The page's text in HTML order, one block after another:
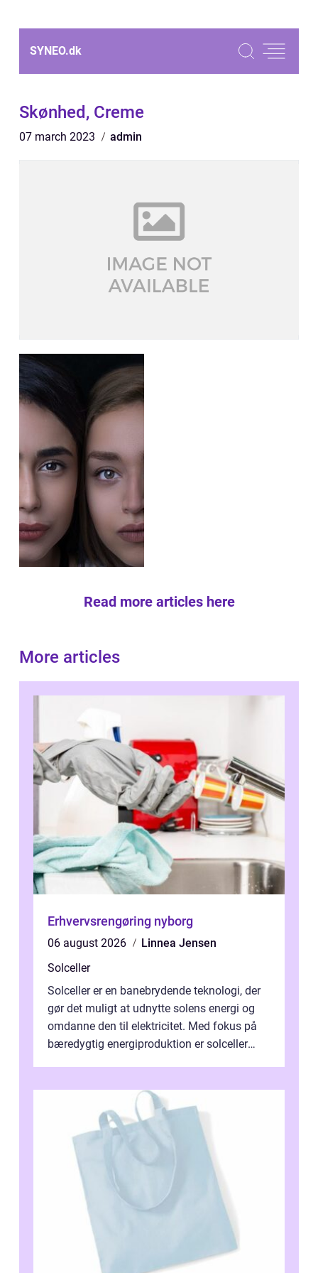
SYNEO.dk
Skønhed, Creme
07 march 2023 admin
Read more articles here
More articles
Erhvervsrengøring nyborg
06 august 2026
Linnea Jensen
Solceller
Solceller er en banebrydende teknologi, der
gør det muligt at udnytte solens energi og
omdanne den til elektricitet. Med fokus på
bæredygtig energiproduktion er solceller